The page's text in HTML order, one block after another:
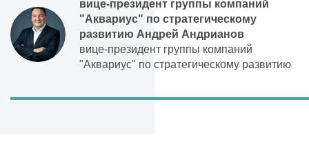
вице-президент группы компаний
"Аквариус" по стратегическому
развитию Андрей Андрианов
вице-президент группы компаний
"Аквариус" по стратегическому развитию